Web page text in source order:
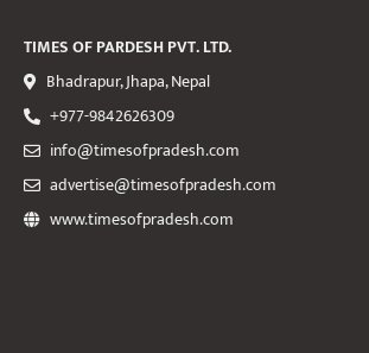
TIMES OF PARDESH PVT. LTD.
Bhadrapur, Jhapa, Nepal
+977-9842626309
info@timesofpradesh.com
advertise@timesofpradesh.com
www.timesofpradesh.com